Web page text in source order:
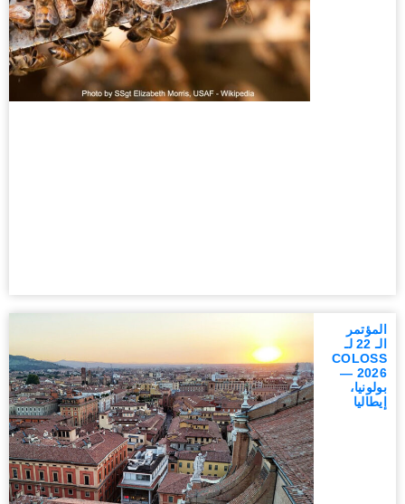
المؤتمر
الـ 22 لـ
COLOSS
2026 —
بولونيا،
إيطاليا